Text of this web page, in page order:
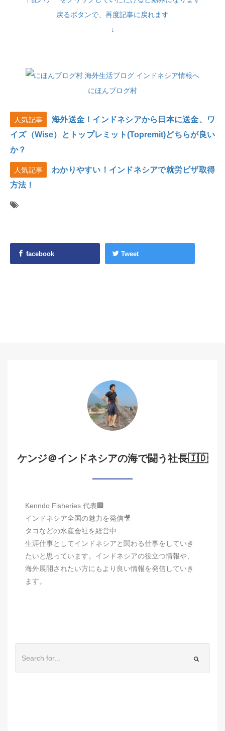
戻るボタンで、再度記事に戻れます
↓
にほんブログ村
人気記事
海外送金！インドネシアから日本に送金、ワ
イズ（Wise）とトップレミット(Topremit)どちらが良い
か？
人気記事
わかりやすい！インドネシアで就労ビザ取得
方法！
facebook Tweet
ケンジ＠インドネシアの海で闘う社長🇮🇩
Kenndo Fisheries 代表🏢
インドネシア全国の魅力を発信🎥
タコなどの水産会社を経営中
生涯仕事としてインドネシアと関わる仕事をしていき
たいと思っています。インドネシアの役立つ情報や、
海外展開されたい方にもより良い情報を発信していき
ます。